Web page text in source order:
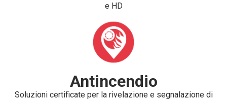
e HD
Antincendio
Soluzioni certificate per la rivelazione e segnalazione di